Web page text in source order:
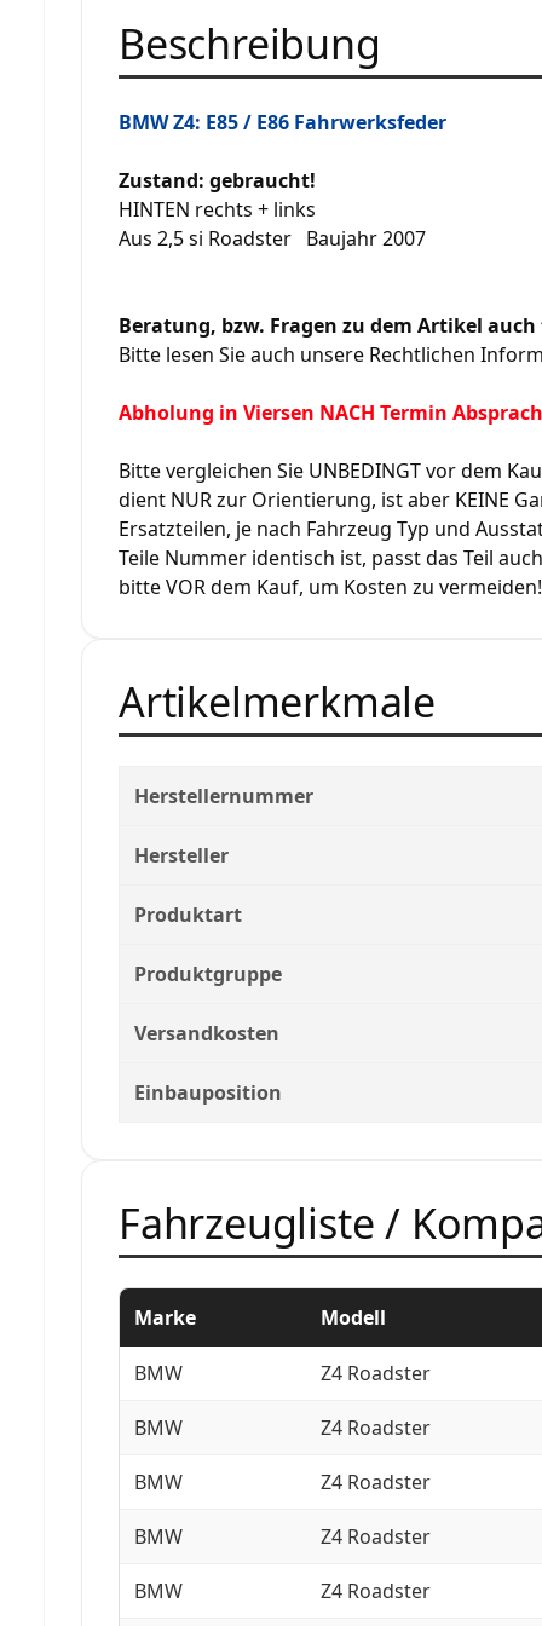
Beschreibung
BMW Z4: E85 / E86 Fahrwerksfeder
Zustand: gebraucht!
HINTEN rechts + links
Aus 2,5 si Roadster Baujahr 2007
Beratung, bzw. Fragen zu dem Artikel
Bitte lesen Sie auch unsere Rechtlichen
Abholung in Viersen NACH Termin
Bitte vergleichen Sie UNBEDINGT vor dem
dient NUR zur Orientierung, ist aber KEINE
Ersatzteilen, je nach Fahrzeug Typ und
Teile Nummer identisch ist, passt das Teil
bitte VOR dem Kauf, um Kosten zu vermeiden!
Artikelmerkmale
Herstellernummer
Hersteller
Produktart
Produktgruppe
Versandkosten
Einbauposition
Fahrzeugliste /
Marke Modell
BMW Z4 Roadster
BMW Z4 Roadster
BMW Z4 Roadster
BMW Z4 Roadster
BMW Z4 Roadster